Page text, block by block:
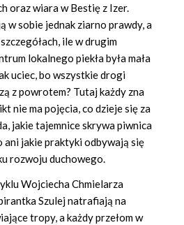
oraz wiara w Bestię z Izer.
w sobie jednak ziarno prawdy, a
ile w drugim
lokalnego piekła była mała
uciec, bo wszystkie drogi
z powrotem? Tutaj każdy zna
nie ma pojęcia, co dzieje się za
jakie tajemnice skrywa piwnica
jakie praktyki odbywają się
rozwoju duchowego.
Wojciecha Chmielarza
Szulej natrafiają na
tropy, a każdy przełom w